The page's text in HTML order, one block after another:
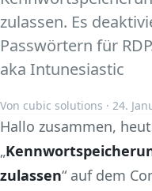
Kontakt
zulassen. Es
Passwörtern für
aka Intunesiastic
Von cubic solutions · 24.
Hallo zusammen,
„
zulassen“ auf dem